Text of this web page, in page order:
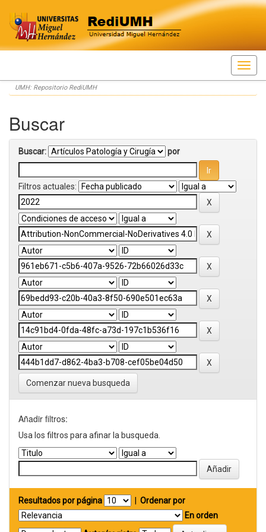
Skip
navigation
UMH: Repositorio RediUMH
Buscar
Buscar: por
Filtros actuales:
Comenzar nueva busqueda
Añadir filtros:
Usa los filtros para afinar la busqueda.
Resultados por página
Ordenar por
En orden